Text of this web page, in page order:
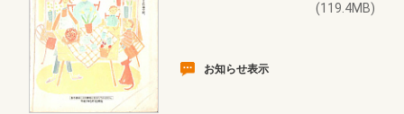
(119.4MB)
お知らせ表示